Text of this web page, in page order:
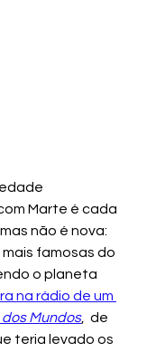
Marte é cada
não é nova:
famosas do
o planeta
na rádio de um
Mundos,  de
teria levado os